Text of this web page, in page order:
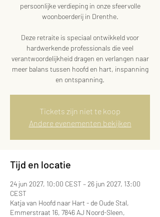
persoonlijke verdieping in onze sfeervolle
woonboerderij in Drenthe.
Deze retraite is speciaal ontwikkeld voor
hardwerkende professionals die veel
verantwoordelijkheid dragen en verlangen naar
meer balans tussen hoofd en hart, inspanning
en ontspanning.
Tickets zijn niet te koop
Andere evenementen bekijken
Tijd en locatie
24 jun 2027, 10:00 CEST – 26 jun 2027, 13:00
CEST
Katja van Hoofd naar Hart - de Oude Stal,
Emmerstraat 16, 7846 AJ Noord-Sleen,